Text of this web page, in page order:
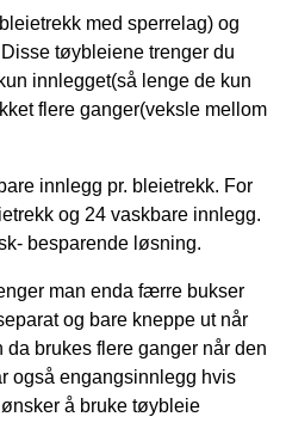
med sperrelag) og
tøybleiene trenger du
innlegget(så lenge de kun
flere ganger(veksle mellom
innlegg pr. bleietrekk. For
og 24 vaskbare innlegg.
besparende løsning.
man enda færre bukser
og bare kneppe ut når
brukes flere ganger når den
også engangsinnlegg hvis
å bruke tøybleie